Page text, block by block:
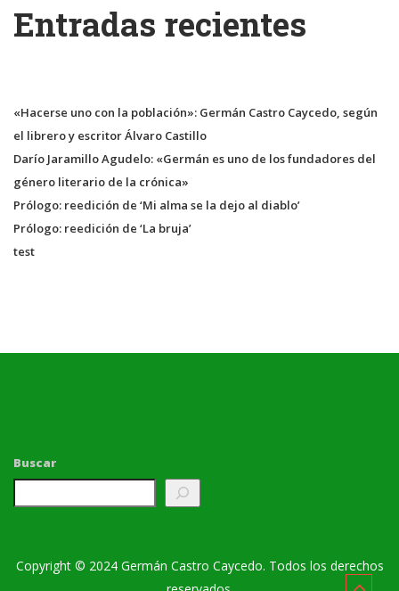
Entradas recientes
«Hacerse uno con la población»: Germán Castro Caycedo, según
el librero y escritor Álvaro Castillo
Darío Jaramillo Agudelo: «Germán es uno de los fundadores del
género literario de la crónica»
Prólogo: reedición de ‘Mi alma se la dejo al diablo’
Prólogo: reedición de ‘La bruja’
test
Buscar